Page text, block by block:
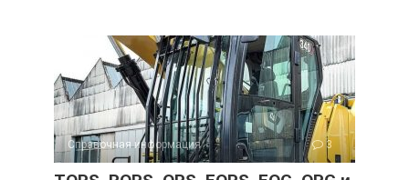
Справочная информация 3